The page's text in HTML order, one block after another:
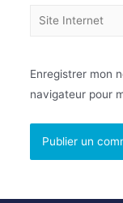
Enregistrer mon
navigateur pour